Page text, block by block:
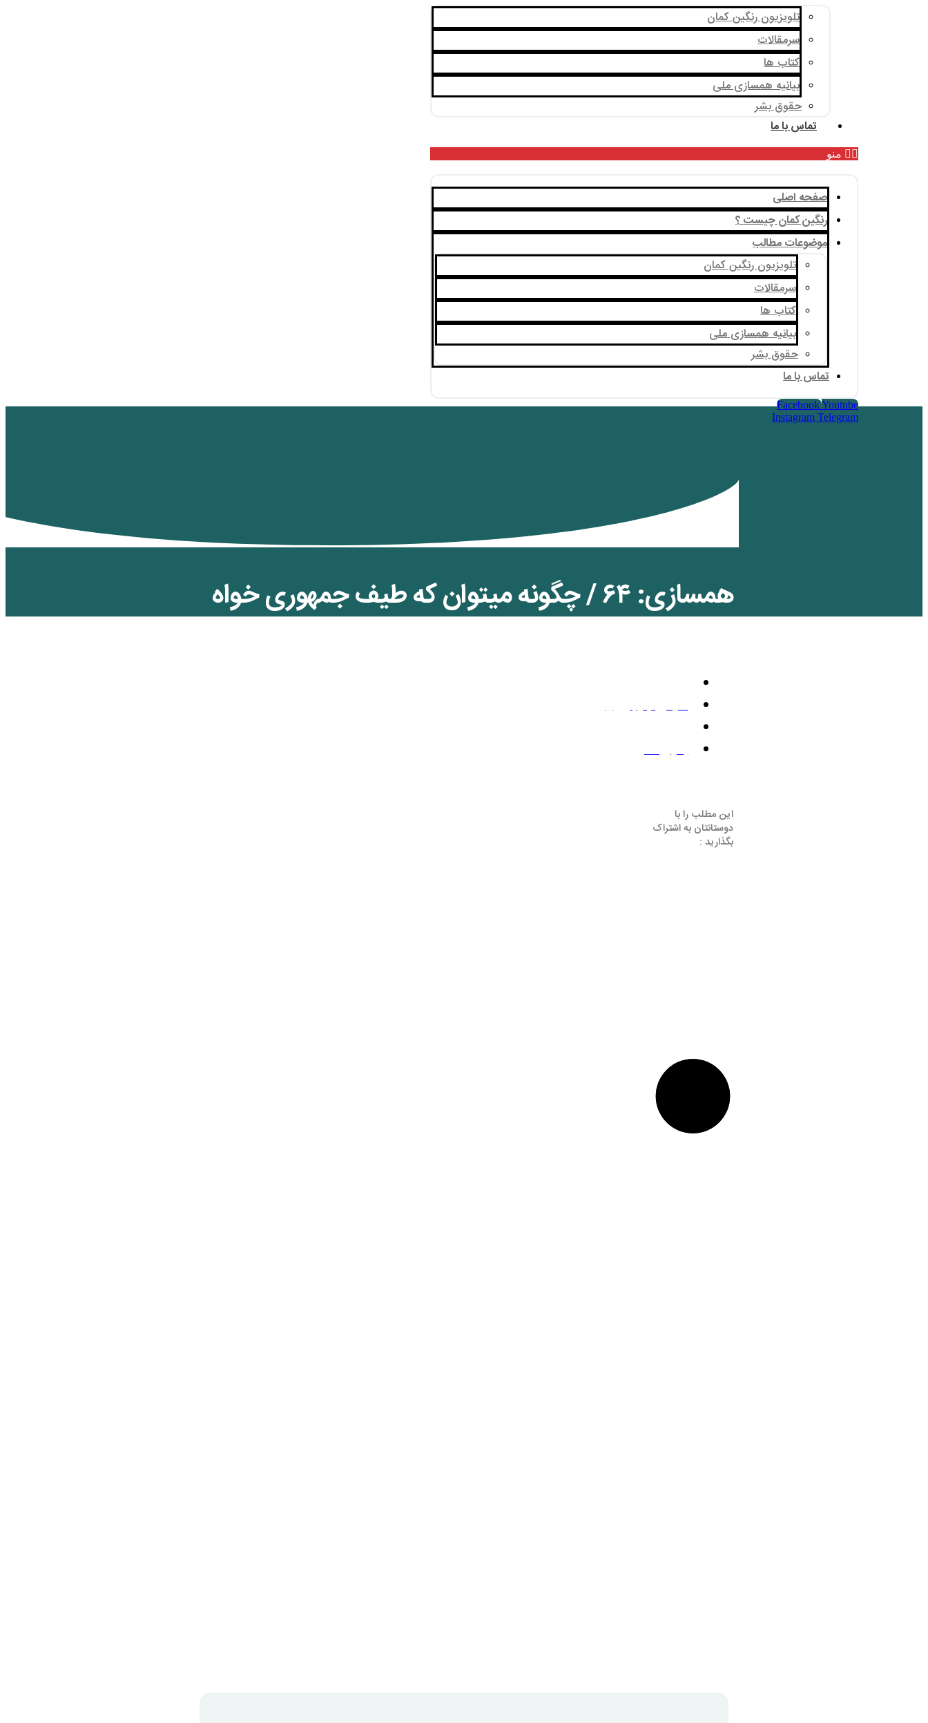
تلویزیون رنگین کمان
سرمقالات
کتاب ها
بیانیه همسازی ملی
حقوق بشر
تماس با ما
منو
صفحه اصلی
رنگین کمان چیست ؟
موضوعات مطالب
تلویزیون رنگین کمان
سرمقالات
کتاب ها
بیانیه همسازی ملی
حقوق بشر
تماس با ما
FacebookYoutube
Instagram Telegram
همسازی: ۶۴ / چگونه میتوان که طیف جمهوری خواه
مارس 31, 2022
بدون نظر
این مطلب را با
دوستانتان به اشتراک
بگذارید :